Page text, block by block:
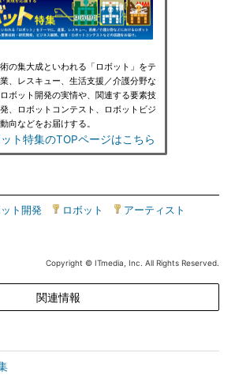
の集大成といわれる「ロボット」をテ
、レスキュー、生活支援／介護分野な
ボット開発の実情や、関連する要素技
、ロボットコンテスト、ロボットビジ
向などをお届けする。
ト特集のTOPページはこちら
ト開発 ロボット アーティスト
Copyright © ITmedia, Inc. All Rights Reserved.
関連情報